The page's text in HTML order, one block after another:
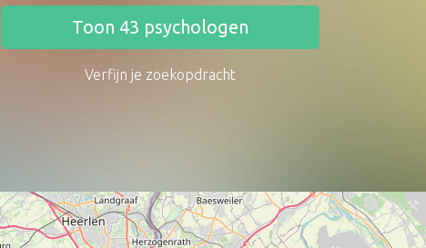
Toon 43 psychologen
Verfijn je zoekopdracht